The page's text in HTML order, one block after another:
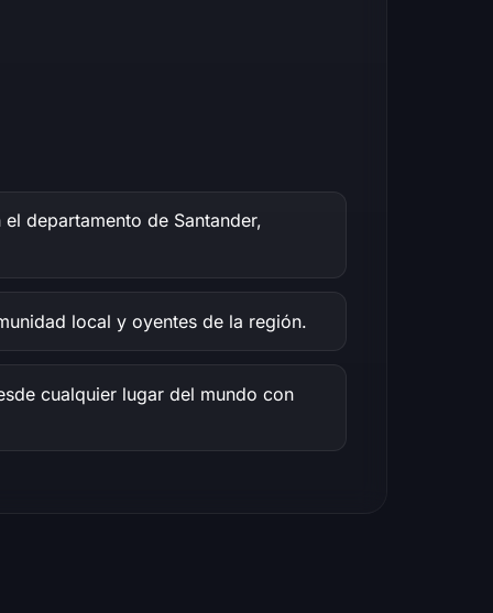
departamento de Santander,
local y oyentes de la región.
cualquier lugar del mundo con